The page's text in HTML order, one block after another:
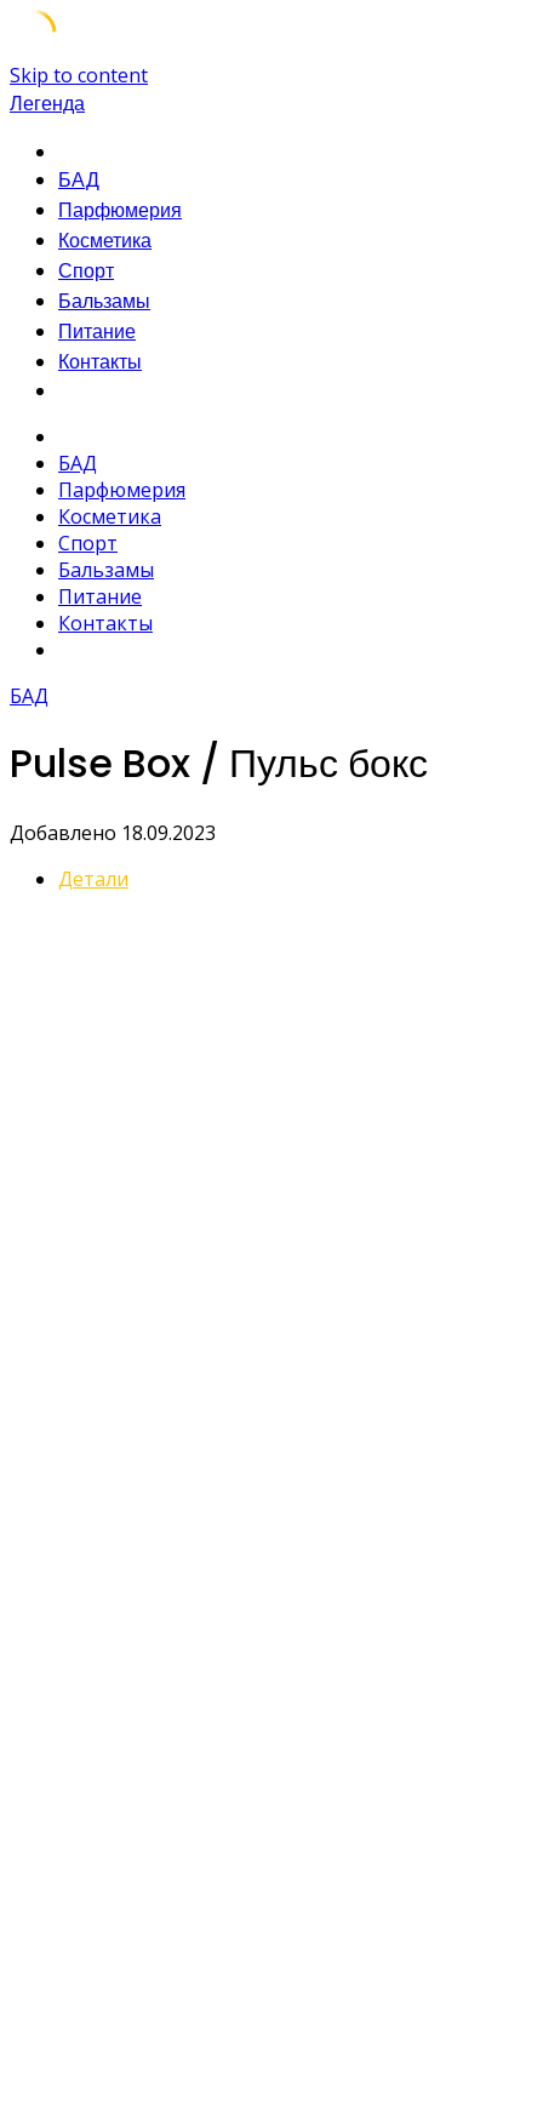
Skip to content
Легенда
БАД
Парфюмерия
Косметика
Спорт
Бальзамы
Питание
Контакты
БАД
Парфюмерия
Косметика
Спорт
Бальзамы
Питание
Контакты
БАД
Pulse Box / Пульс бокс
Добавлено 18.09.2023
Детали